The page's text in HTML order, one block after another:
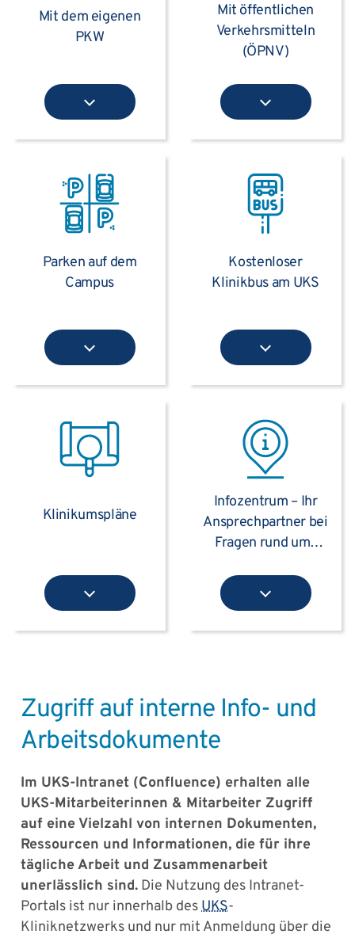
Mit dem eigenen
PKW
Mit öffentlichen
Verkehrsmitteln
(ÖPNV)
Parken auf dem
Campus
Kostenloser
Klinikbus am UKS
Klinikumspläne
Infozentrum – Ihr
Ansprechpartner bei
Fragen rund ums
Zugriff auf interne Info- und
Arbeitsdokumente
Im UKS-Intranet (Confluence) erhalten alle
UKS-Mitarbeiterinnen & Mitarbeiter Zugriff
auf eine Vielzahl von internen Dokumenten,
Ressourcen und Informationen, die für ihre
tägliche Arbeit und Zusammenarbeit
unerlässlich sind. Die Nutzung des Intranet-
Portals ist nur innerhalb desUKS-
Kliniknetzwerks und nur mit Anmeldung über die